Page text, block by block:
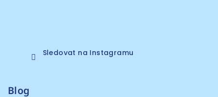
Sledovat na Instagramu
Blog